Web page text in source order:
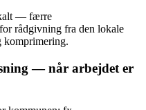
— færre
rådgivning fra den lokale
komprimering.
— når arbejdet er